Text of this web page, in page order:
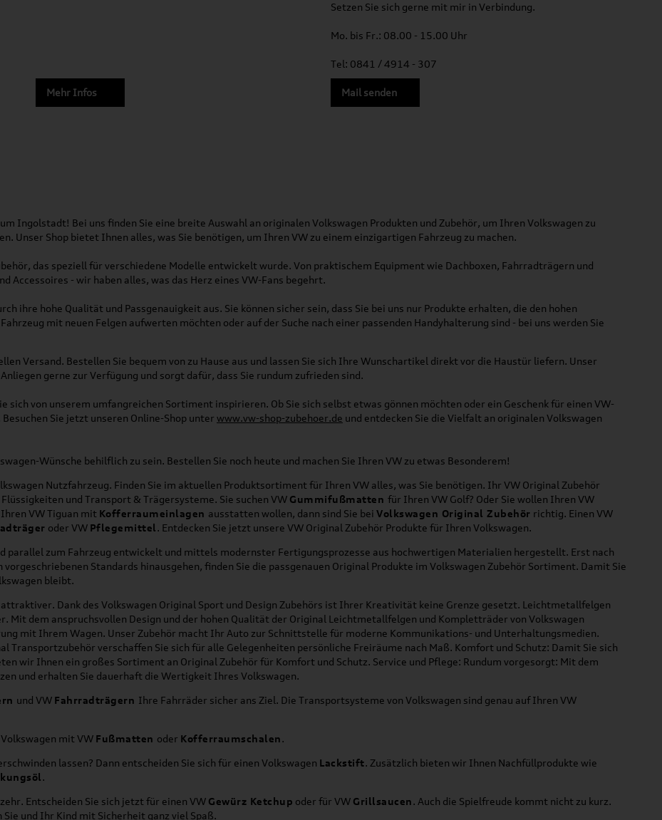
Mehr Infos
Setzen Sie sich gerne mit mir in Verbindung.
Mo. bis Fr.: 08.00 - 15.00 Uhr
Tel: 0841 / 4914 - 307
Mail senden
Ingolstadt! Bei uns finden Sie eine breite Auswahl an originalen Volkswagen Produkten und Zubehör, um Ihren Volkswagen zu
Unser Shop bietet Ihnen alles, was Sie benötigen, um Ihren VW zu einem einzigartigen Fahrzeug zu machen.
das speziell für verschiedene Modelle entwickelt wurde. Von praktischem Equipment wie Dachboxen, Fahrradträgern und
Accessoires - wir haben alles, was das Herz eines VW-Fans begehrt.
ihre hohe Qualität und Passgenauigkeit aus. Sie können sicher sein, dass Sie bei uns nur Produkte erhalten, die den hohen
mit neuen Felgen aufwerten möchten oder auf der Suche nach einer passenden Handyhalterung sind - bei uns werden Sie
Versand. Bestellen Sie bequem von zu Hause aus und lassen Sie sich Ihre Wunschartikel direkt vor die Haustür liefern. Unser
gerne zur Verfügung und sorgt dafür, dass Sie rundum zufrieden sind.
sich von unserem umfangreichen Sortiment inspirieren. Ob Sie sich selbst etwas gönnen möchten oder ein Geschenk für einen VW-
Sie jetzt unseren Online-Shop unter www.vw-shop-zubehoer.de und entdecken Sie die Vielfalt an originalen Volkswagen
Wünsche behilflich zu sein. Bestellen Sie noch heute und machen Sie Ihren VW zu etwas Besonderem!
Nutzfahrzeug. Finden Sie im aktuellen Produktsortiment für Ihren VW alles, was Sie benötigen. Ihr VW Original Zubehör
und Transport & Trägersysteme. Sie suchen VW Gummifußmatten für Ihren VW Golf? Oder Sie wollen Ihren VW
VW Tiguan mit Kofferraumeinlagen ausstatten wollen, dann sind Sie bei Volkswagen Original Zubehör richtig. Einen VW
oder VW Pflegemittel. Entdecken Sie jetzt unsere VW Original Zubehör Produkte für Ihren Volkswagen.
parallel zum Fahrzeug entwickelt und mittels modernster Fertigungsprozesse aus hochwertigen Materialien hergestellt. Erst nach
Standards hinausgehen, finden Sie die passgenauen Original Produkte im Volkswagen Zubehör Sortiment. Damit Sie
bleibt.
attraktiver. Dank des Volkswagen Original Sport und Design Zubehörs ist Ihrer Kreativität keine Grenze gesetzt. Leichtmetallfelgen
Mit dem anspruchsvollen Design und der hohen Qualität der Original Leichtmetallfelgen und Kompletträder von Volkswagen
mit Ihrem Wagen. Unser Zubehör macht Ihr Auto zur Schnittstelle für moderne Kommunikations- und Unterhaltungsmedien.
Transportzubehör verschaffen Sie sich für alle Gelegenheiten persönliche Freiräume nach Maß. Komfort und Schutz: Damit Sie sich
wir Ihnen ein großes Sortiment an Original Zubehör für Komfort und Schutz. Service und Pflege: Rundum vorgesorgt: Mit dem
und erhalten Sie dauerhaft die Wertigkeit Ihres Volkswagen.
und VW Fahrradträgern Ihre Fahrräder sicher ans Ziel. Die Transportsysteme von Volkswagen sind genau auf Ihren VW
mit VW Fußmatten oder Kofferraumschalen.
lassen? Dann entscheiden Sie sich für einen Volkswagen Lackstift. Zusätzlich bieten wir Ihnen Nachfüllprodukte wie
.
Entscheiden Sie sich jetzt für einen VW Gewürz Ketchup oder für VW Grillsaucen. Auch die Spielfreude kommt nicht zu kurz.
Sie und Ihr Kind mit Sicherheit ganz viel Spaß.